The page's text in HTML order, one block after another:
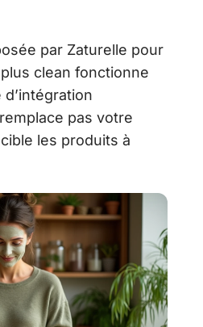
par Zaturelle pour
clean fonctionne
pas votre
les produits à